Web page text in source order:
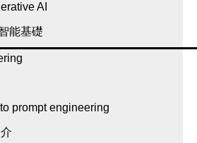
AI
基礎
prompt engineering